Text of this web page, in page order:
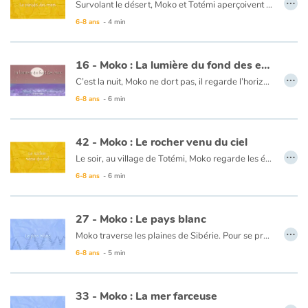
Survolant le désert, Moko et Totémi aperçoivent enfin la mer et ses étendues bleues. Puis un chapelet de petites îles, couvertes de vert et de blanc. Fascinés par le paysage et les airs, ils ne font pas attention au vent qui se lève. Ce dernier agite leur cerf-volant et Totémi, épuisée, lâche prise. Moko ne peut la laisser tomber seule, il lâche à son tour. Ils atterrissent dans l’eau… dans un lagon splendide qu’ils découvrent ensemble. La nature a su récompenser leur courage.
Ce livre est disponible en anglais :50 - Moko : The sea's paradise
6-8 ans - 4 min
16 - Moko : La lumière du fond des eaux
C’est la nuit, Moko ne dort pas, il regarde l’horizon. Soudain, il aperçoit un jet de couleurs à la surface de l’eau. Il réveille Meï-li pour qu’elle lui explique ce qui se passe. Ils prennent une barque sur la plage et s’éloigne du rivage. Sous leur barque, un énorme rayon de lumière s’étale, Moko et Meï-Li pensent que les poissons organisent une fête et décident de plonger. Peu à peu, le jour se lève, les yeux et le cœur remplis de magie, ils regagnent le rivage gardant pour eux le secret et les mystères de la mer.
Ce livre est disponible en anglais :16 - Moko : The light at the bottom of the sea
6-8 ans - 6 min
…
42 - Moko : Le rocher venu du ciel
Le soir, au village de Totémi, Moko regarde les étoiles filantes. Soudain, une étoile immense comme une boule de feu surgit au milieu du ciel et s'écrase dans la forêt. Totémi et Moko courent pour voir ce qui se passe. Ils découvrent un immense rocher brûlant, au milieu d’un trou aussi large que le cratère d'un volcan. Aux alentours, le feu progresse. Totémi craint la colère du ciel. Moko, se souvenant de Mei-Li sous la pluie, se met à danser comme elle en jouant de la flûte de son ami Alarick. La pluie se met à tomber et éteint le feu. Moko se dit que sans doute les nuages du pays de ses amis l'ont entendu jouer et vu danser, et sont venus sauver le village de Totémi.
Ce livre est aussi disponible en anglais :42 - Moko : The rock that fell from the sky.
6-8 ans - 6 min
…
27 - Moko : Le pays blanc
Moko traverse les plaines de Sibérie. Pour se protéger du froid, il se réfugie dans une grotte. Au matin, il découvre un immense tapis de neige qui s’étend à perte de vue. D’abord émerveillé, Moko réalise qu’il ne retrouve plus sa route. Aurait-il atteint le bout de monde où se perdent les voyageurs imprudents ? C’est alors que dans la neige, il découvre des traces de pas …
Ce livre est disponible en anglais :27 - Moko : The land of white
6-8 ans - 5 min
…
33 - Moko : La mer farceuse